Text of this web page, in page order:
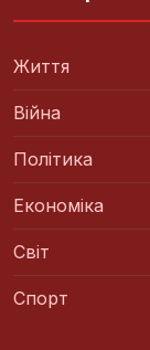
Життя
Війна
Політика
Економіка
Світ
Спорт